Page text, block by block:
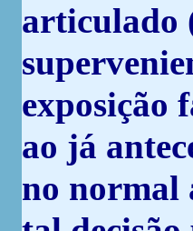
articulado
exposição
ao já
no normal